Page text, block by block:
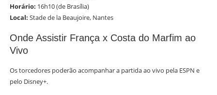
Horário: 16h10 (de Brasília)
Local: Stade de la Beaujoire, Nantes
Onde Assistir França x Costa do Marfim ao
Vivo
Os torcedores poderão acompanhar a partida ao vivo pela ESPN e
pelo Disney+.